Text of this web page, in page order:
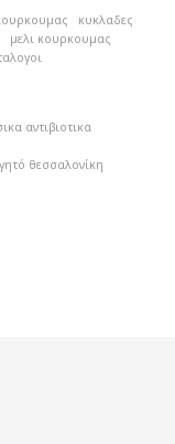
κυκλαδες
μελι κουρκουμας
αντιβιοτικα
θεσσαλονίκη